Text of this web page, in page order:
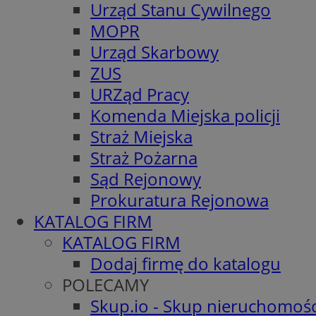
Urząd Stanu Cywilnego
MOPR
Urząd Skarbowy
ZUS
URZąd Pracy
Komenda Miejska policji
Straż Miejska
Straż Pożarna
Sąd Rejonowy
Prokuratura Rejonowa
KATALOG FIRM
KATALOG FIRM
Dodaj firmę do katalogu
POLECAMY
Skup.io - Skup